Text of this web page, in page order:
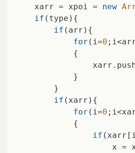
    xarr = xpoi =
new
if (type){
if (arr){
for (i=0
            {
            }
        }
if (xarr){
for (i=0
            {
if
x =